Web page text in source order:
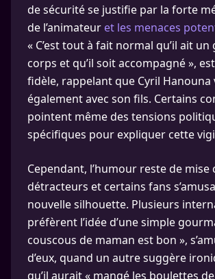
de sécurité se justifie par la forte
de l’animateur et les menaces
« C’est tout à fait normal qu’il ait un
corps et qu’il soit accompagné »,
fidèle, rappelant que Cyril Hanouna
également avec son fils. Certains
pointent même des tensions
spécifiques pour expliquer cette
Cependant, l’humour reste de mise
détracteurs et certains fans
nouvelle silhouette. Plusieurs
préfèrent l’idée d’une simple
couscous de maman est bon »,
d’eux, quand un autre suggère
qu’il aurait « mangé les boulettes